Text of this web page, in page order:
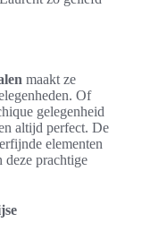
maakt ze
Of
gelegenheid
altijd perfect. De
elementen
deze prachtige